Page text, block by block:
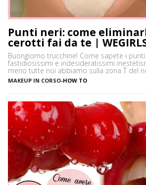
Punti neri: come
cerotti fai da te |
Buongiorno trucchine! Come sapete i
fastidiosissimi e indesideratissimi
meno tutte noi abbiamo sulla zona T del
è più spesso vittima di impurità e
soprattutto se si ha la pelle grassa e non
MAKEUP IN CORSO-HOW TO